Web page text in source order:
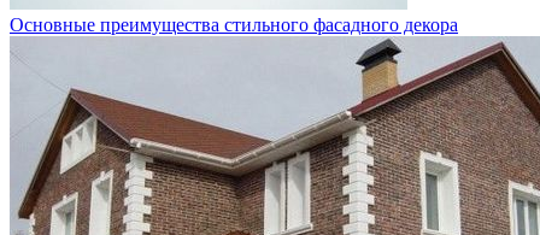
Основные преимущества стильного фасадного декора